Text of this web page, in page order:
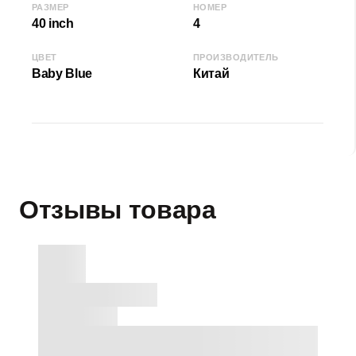
РАЗМЕР
40 inch
НОМЕР
4
ЦВЕТ
Baby Blue
ПРОИЗВОДИТЕЛЬ
Китай
Отзывы товара